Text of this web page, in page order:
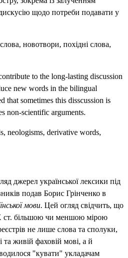
щодо потреби подавати у
новотвори, похідні слова,
to the long-lasting discussion
new words in the bilingual
that sometimes this disscussion is
non-scientific arguments.
, neologisms, derivative words,
джерел української лексики під
подав Борис Грінченко в
мови. Цей огляд свідчить, що
ст. більшою чи меншою мірою
не лише слова та сполуки,
та живій фаховій мові, а й
"кувати" укладачам